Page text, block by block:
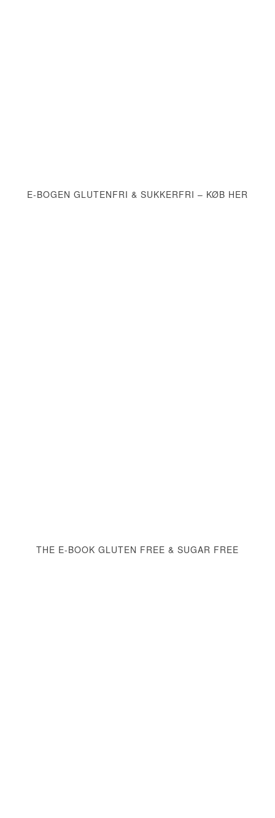
E-BOGEN GLUTENFRI & SUKKERFRI – KØB HER
THE E-BOOK GLUTEN FREE & SUGAR FREE